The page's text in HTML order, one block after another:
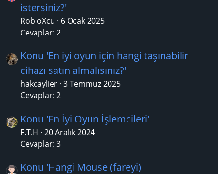
istersiniz?'
RobloXcu
6 Ocak 2025
Cevaplar: 2
Konu 'En iyi oyun için hangi taşınabilir
cihazı satın almalısınız?'
hakcaylier 3 Temmuz 2025
Cevaplar: 2
Konu 'En İyi Oyun İşlemcileri'
F.T.H 20 Aralık 2024
Cevaplar: 3
Konu 'Hangi Mouse (fareyi)